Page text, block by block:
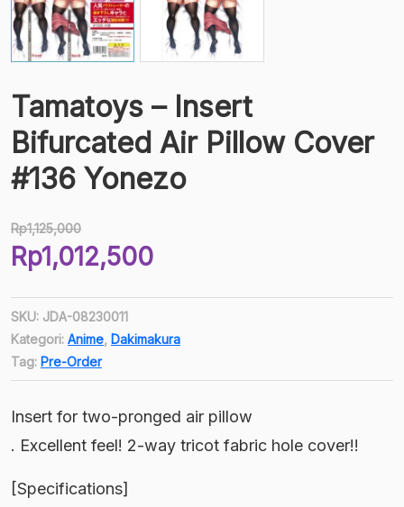
Tamatoys – Insert
Bifurcated Air Pillow Cover
#136 Yonezo
Rp1,125,000
Harga
aslinya
Rp1,125,000.
Rp1,012,500
saat
ini
adalah:
Rp1,012,500.
SKU: JDA-08230011
Kategori: Anime, Dakimakura
Tag: Pre-Order
Insert for two-pronged air pillow
. Excellent feel! 2-way tricot fabric hole cover!!
[Specifications]